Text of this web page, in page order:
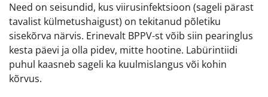
Need on seisundid, kus viirusinfektsioon (sageli pärast
tavalist külmetushaigust) on tekitanud põletiku
sisekõrva närvis. Erinevalt BPPV-st võib siin pearinglus
kesta päevi ja olla pidev, mitte hootine. Labürintiidi
puhul kaasneb sageli ka kuulmislangus või kohin
kõrvus.